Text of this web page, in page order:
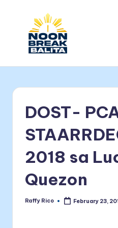
n
B
r
e
a
k
tanghali.
DOST-
2018 sa
Quezon
Posted
Raffy Rico February 23,